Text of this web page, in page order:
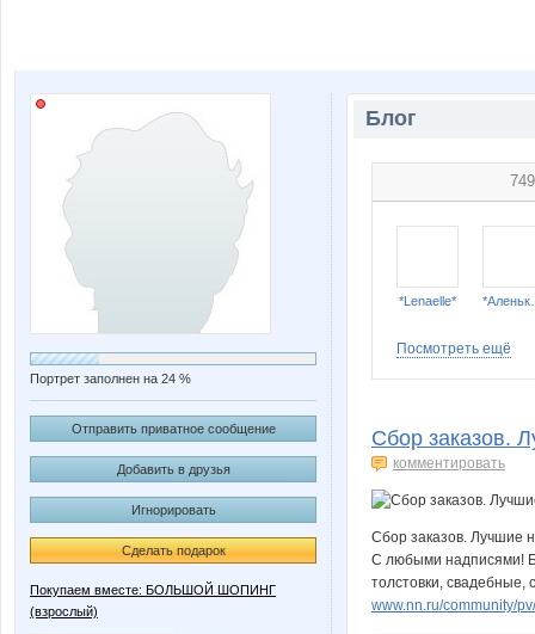
Портрет заполнен на 24 %
Отправить приватное сообщение
Добавить в друзья
Игнорировать
Сделать подарок
Покупаем вместе: БОЛЬШОЙ ШОПИНГ
(взрослый)
Блог
749
*Lenaelle*
Посмотреть ещё
Сбор заказов.
комментировать
Сбор заказов. Лучшие
С любыми надписями!
толстовки, свадебные,
www.nn.ru/community/